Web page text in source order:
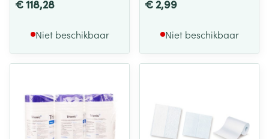
€ 118,28
Niet beschikbaar
€ 2,99
Niet beschikbaar